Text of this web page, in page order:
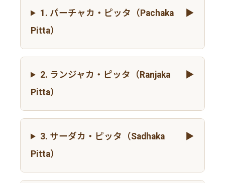
1. パーチャカ・ピッタ（Pachaka
Pitta）
2. ランジャカ・ピッタ（Ranjaka
Pitta）
3. サーダカ・ピッタ（Sadhaka
Pitta）